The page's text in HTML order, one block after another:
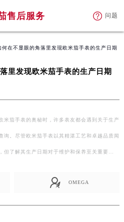
售后服务 问题
何在不显眼的角落里发现欧米茄手表的生产日期
里发现欧米茄手表的生产日期
米茄手表的奥秘时，许多表友都会遇到关于生产
询。尽管欧米茄手表以其精湛工艺和卓越品质闻
但了解其生产日期对于维护和保养至关重要…
OMEGA